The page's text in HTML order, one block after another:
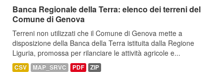
Banca Regionale della Terra: elenco dei terreni del
Comune di Genova
Terreni non utilizzati che il Comune di Genova mette a
disposizione della Banca della Terra istituita dalla Regione
Liguria, promossa per rilanciare le attività agricole e...
CSV MAP_SRVC PDF ZIP